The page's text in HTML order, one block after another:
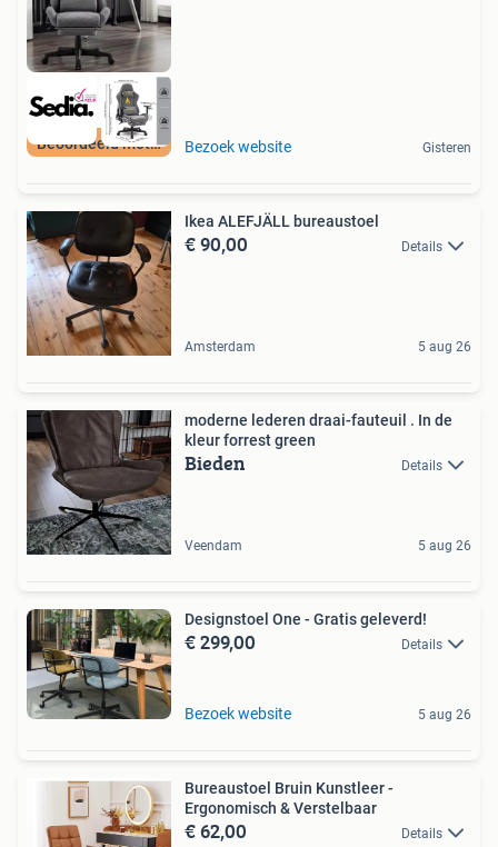
Beoordeeld met 9+ Bezoek website Gisteren
Ikea ALEFJÄLL bureaustoel
€ 90,00 Details
Amsterdam 5 aug 26
moderne lederen draai-fauteuil . In de
kleur forrest green
Bieden Details
Veendam 5 aug 26
Designstoel One - Gratis geleverd!
€ 299,00 Details
Bezoek website 5 aug 26
Bureaustoel Bruin Kunstleer -
Ergonomisch & Verstelbaar
€ 62,00 Details